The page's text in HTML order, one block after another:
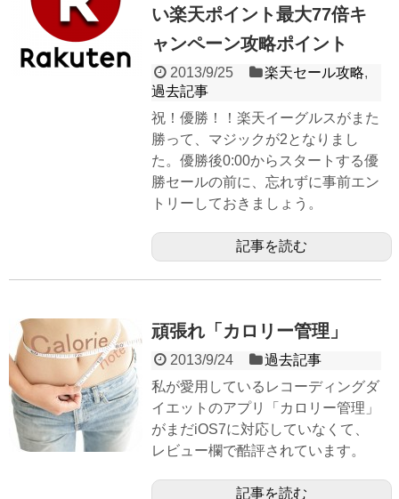
い楽天ポイント最大77倍キ
ャンペーン攻略ポイント
2013/9/25 楽天セール攻略,
過去記事
祝！優勝！！楽天イーグルスがまた
勝って、マジックが2となりまし
た。優勝後0:00からスタートする優
勝セールの前に、忘れずに事前エン
トリーしておきましょう。
記事を読む
頑張れ「カロリー管理」
2013/9/24
過去記事
私が愛用しているレコーディングダ
イエットのアプリ「カロリー管理」
がまだiOS7に対応していなくて、
レビュー欄で酷評されています。
記事を読む